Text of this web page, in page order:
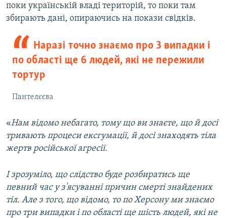
поки українській владі територій, то поки там
збирають дані, опираючись на покази свідків.
Наразі точно знаємо про 3 випадки і
по області ще 6 людей, які не пережили
тортур
Пантелєєва
«Нам відомо небагато, тому що ви знаєте, що й досі
тривають процеси ексгумації, й досі знаходять тіла
жертв російської агресії.
І зрозуміло, що слідство буде розбиратись ще
певний час у з'ясуванні причин смерті знайдених
тіл. Але з того, що відомо, то по Херсону ми знаємо
про три випадки і по області ще шість людей, які не